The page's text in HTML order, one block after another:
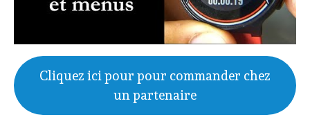
Cliquez ici pour pour commander chez
un partenaire